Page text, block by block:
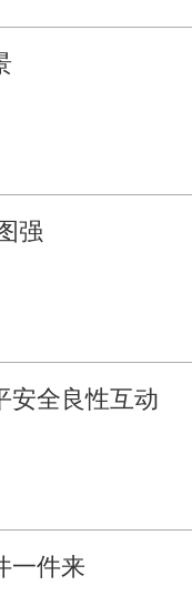
强
安全良性互动
一件来